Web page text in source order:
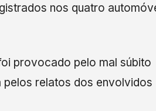
nos quatro
provocado pelo mal súbito
relatos dos envolvidos